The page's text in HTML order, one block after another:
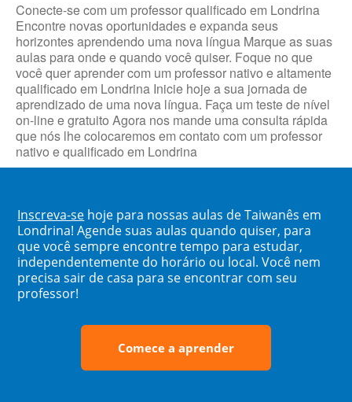
Conecte-se com um professor qualificado em Londrina
Encontre novas oportunidades e expanda seus
horizontes aprendendo uma nova língua Marque as suas
aulas para onde e quando você quiser. Foque no que
você quer aprender com um professor nativo e altamente
qualificado em Londrina Inicie hoje a sua jornada de
aprendizado de uma nova língua. Faça um teste de nível
on-line e gratuito Agora nos mande uma consulta rápida
que nós lhe colocaremos em contato com um professor
nativo e qualificado em Londrina
Inscreva-se hoje para nossas aulas de Taiwanês em
Londrina! Agende suas aulas quando quiser, para
que você sempre encontre tempo para estudar,
independentemente do horário ou local. Você nem
precisa sair de casa para se encontrar com seu
professor!
Comece a aprender